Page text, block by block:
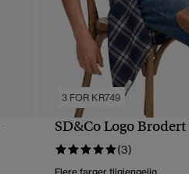
3 FOR KR749
SD&Co Logo
(3)